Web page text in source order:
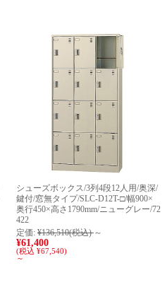
シューズボックス/3列4段12人用/奥深/
鍵付/窓無タイプ/SLC-D12T-□/幅900×
奥行450×高さ1790mm/ニューグレー/72
422
定価: ¥136,510(税込) ～
¥61,400
(税込 ¥67,540)
～